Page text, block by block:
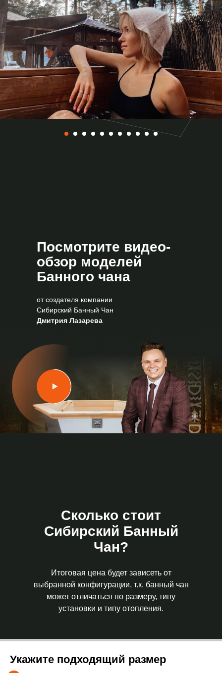
Посмотрите видео-
обзор моделей
Банного чана
от создателя компании
Сибирский Банный Чан
Дмитрия Лазарева
Сколько стоит
Сибирский Банный
Чан?
Итоговая цена будет зависеть от
выбранной конфигурации, т.к. банный чан
может отличаться по размеру, типу
установки и типу отопления.
Укажите подходящий размер